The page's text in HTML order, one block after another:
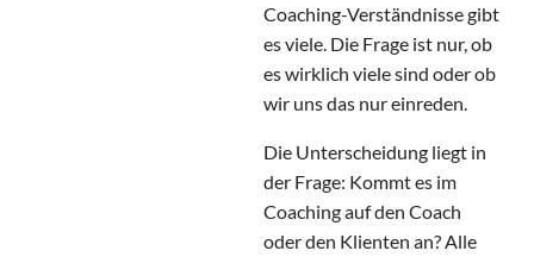
Coaching-Verständnisse gibt
es viele. Die Frage ist nur, ob
es wirklich viele sind oder ob
wir uns das nur einreden.
Die Unterscheidung liegt in
der Frage: Kommt es im
Coaching auf den Coach
oder den Klienten an? Alle